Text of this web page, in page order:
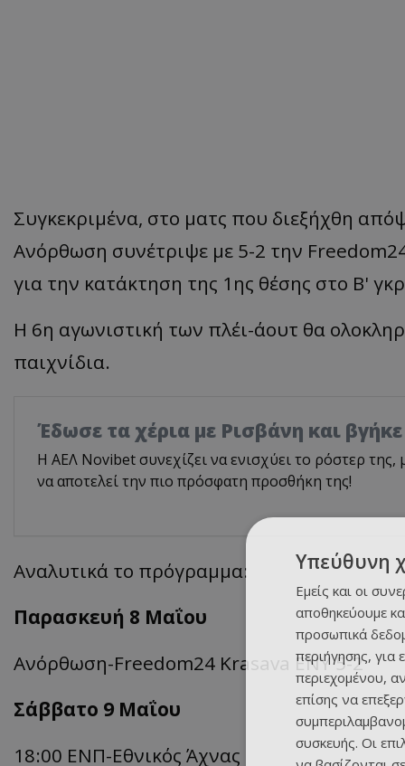
Συγκεκριμένα, στο ματς που διεξήχθη
Ανόρθωση συνέτριψε με 5-2 την
για την κατάκτηση της 1ης θέσης στο Β'
Η 6η αγωνιστική των πλέι-άουτ θα
παιχνίδια.
Έδωσε τα χέρια με Ρισβάνη και
Η ΑΕΛ Novibet συνεχίζει να ενισχύει το ρόστερ
να αποτελεί την πιο πρόσφατη προσθήκη της!
Αναλυτικά το πρόγραμμα:
Παρασκευή 8 Μαΐου
Ανόρθωση-Freedom24 Krasava ΕΝΥ 5-2
Σάββατο 9 Μαΐου
18:00 ΕΝΠ-Εθνικός Άχνας
Υπεύθυνη
Εμείς και οι
αποθηκεύουμε
προσωπικά
περιήγησης, για
περιεχομένου,
επίσης να
συσκευής. Οι